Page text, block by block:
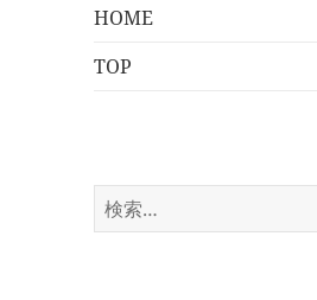
HOME
TOP
検
索: